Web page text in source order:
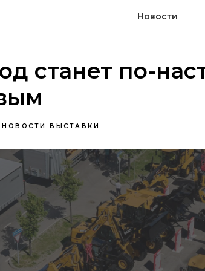
Новости
станет по-
НОВОСТИ ВЫСТАВКИ